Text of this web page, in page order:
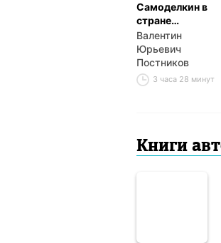
Самоделкин в
стране
шоколадных
деревьев
Валентин
Юрьевич
Постников
3 часа 28 минут
Книги